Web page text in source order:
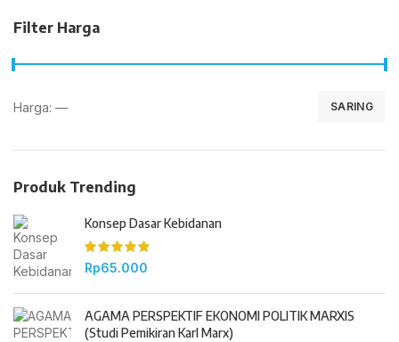
Filter Harga
SARING
Harga: —
Produk Trending
Konsep Dasar Kebidanan
Rp65.000
AGAMA PERSPEKTIF EKONOMI POLITIK MARXIS
(Studi Pemikiran Karl Marx)